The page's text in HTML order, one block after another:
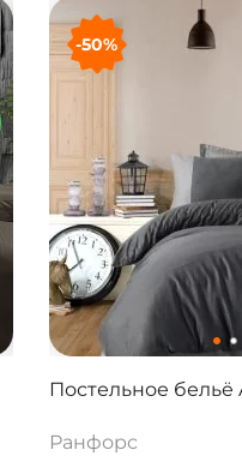
-50%
Постельное бельё
Ранфорс